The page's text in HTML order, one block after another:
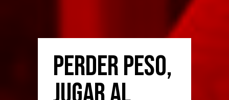
Perder peso,